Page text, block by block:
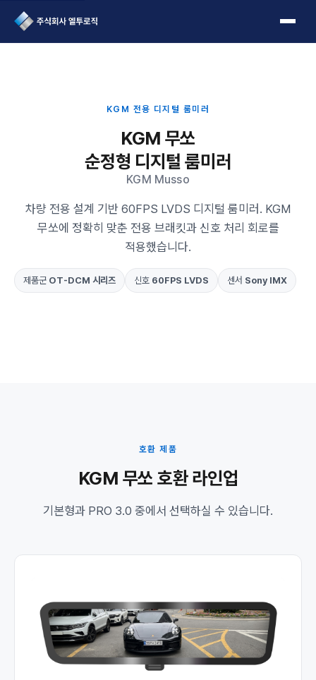
L2Logic 1onetake
KGM 전용 디지털 룸미러
KGM 무쏘
순정형 디지털 룸미러
KGM Musso
차량 전용 설계 기반 60FPS LVDS 디지털 룸미러. KGM
무쏘에 정확히 맞춘 전용 브래킷과 신호 처리 회로를
적용했습니다.
제품군 OT-DCM 시리즈 신호 60FPS LVDS 센서 Sony IMX
호환 제품
KGM 무쏘 호환 라인업
기본형과 PRO 3.0 중에서 선택하실 수 있습니다.